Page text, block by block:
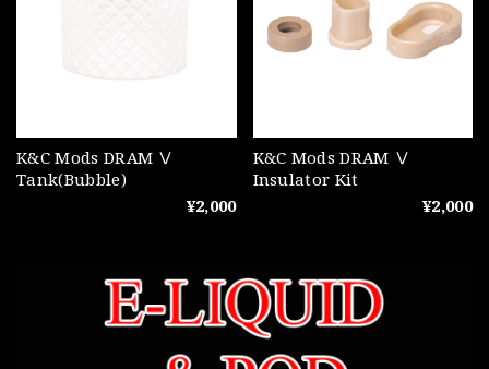
K&C Mods DRAM Ⅴ
Tank(Bubble)
¥2,000
K&C Mods DRAM Ⅴ
Insulator Kit
¥2,000